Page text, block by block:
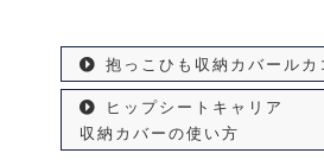
抱っこひも収納カバールカ
ヒップシートキャリア
収納カバーの使い方